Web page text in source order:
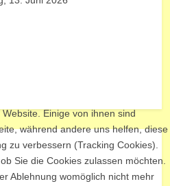
Einige von ihnen sind
während andere uns helfen, diese
zu verbessern (Tracking Cookies).
Sie die Cookies zulassen möchten.
Ablehnung womöglich nicht mehr